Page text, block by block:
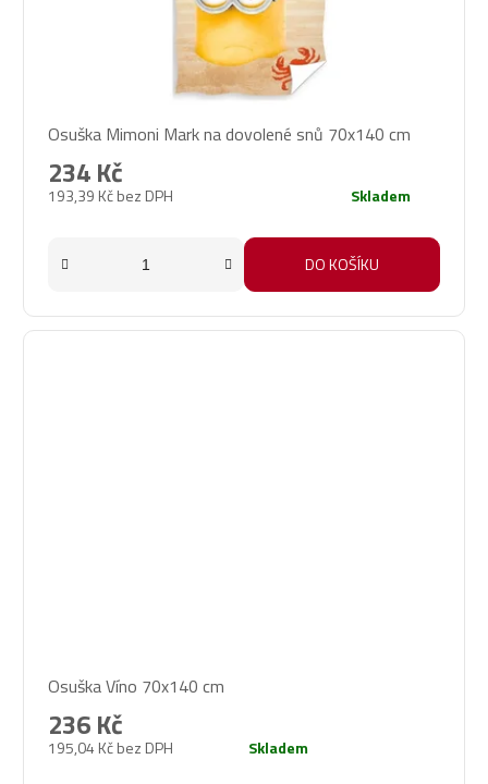
Osuška Mimoni Mark na dovolené snů 70x140 cm
193,39 Kč bez DPH
234 Kč
Skladem
DO KOŠÍKU
Osuška Víno 70x140 cm
195,04 Kč bez DPH
236 Kč
Skladem